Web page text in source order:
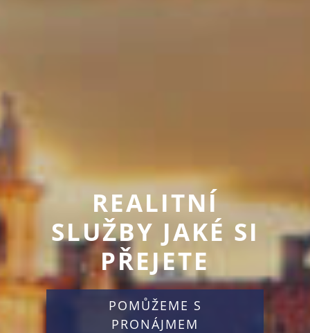
HLEDÁTE
NEMOVITOST
VAŠICH SNŮ?
PODÍVEJTE SE NA
NEMOVITOSTI V